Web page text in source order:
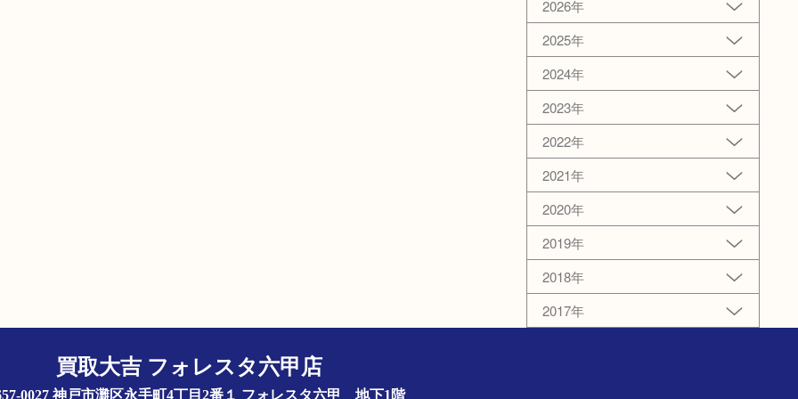
2026年
2025年
2024年
2023年
2022年
2021年
2020年
2019年
2018年
2017年
買取大吉 フォレスタ六甲店
0027 神戸市灘区永手町4丁目2番１ フォレスタ六甲 地下1階